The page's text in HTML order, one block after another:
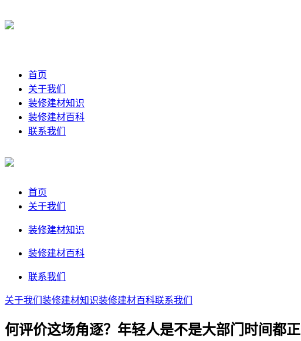
首页
关于我们
装修建材知识
装修建材百科
联系我们
首页
关于我们
装修建材知识
装修建材百科
联系我们
关于我们 装修建材知识装修建材百科联系我们
何评价这场角逐？年轻人是不是大部门时间都正